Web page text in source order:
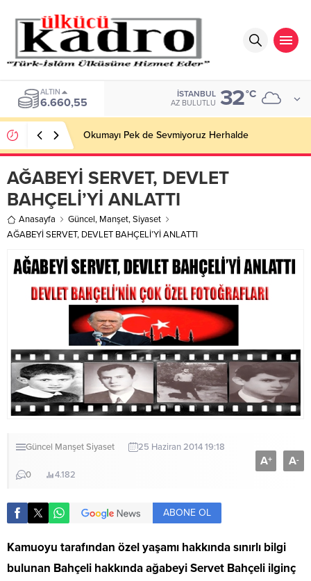
ALTIN
6.660,55
İSTANBUL
AZ BULUTLU 32°C
Okumayı Pek de Sevmiyoruz Herhalde
AĞABEYİ SERVET, DEVLET
BAHÇELİ’Yİ ANLATTI
Anasayfa Güncel, Manşet,Siyaset
AĞABEYİ SERVET, DEVLET BAHÇELİ’Yİ ANLATTI
Güncel ManşetSiyaset 25 Haziran 2014 19:18
0 4.182
A+ A-
ABONE OL
Kamuoyu tarafından özel yaşamı hakkında sınırlı bilgi
bulunan Bahçeli hakkında ağabeyi Servet Bahçeli ilginç